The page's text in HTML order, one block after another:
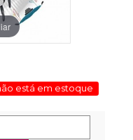
está em estoque